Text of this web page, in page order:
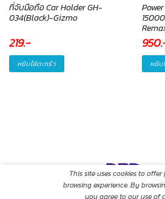
ที่จับมือถือ Car Holder GH-
034(Black)-Gizmo
219.-
หยิบใส่ตะกร้า
950
หยิบ
This site uses cookies to
browsing experience. By
you agree to our use of